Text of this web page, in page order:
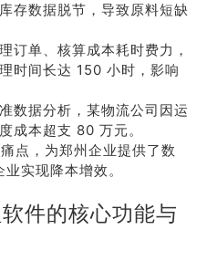
存数据脱节，导致原料短缺
订单、核算成本耗时费力，
时间长达 150 小时，影响
数据分析，某物流公司因运
成本超支 80 万元。
点，为郑州企业提供了数
实现降本增效。
件的核心功能与